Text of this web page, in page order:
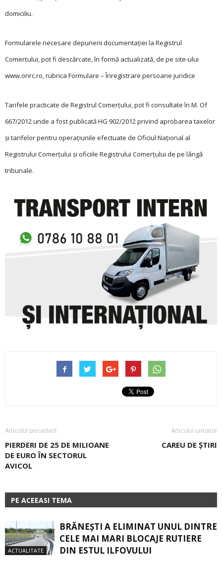
domiciliu.
Formularele necesare depunerii documentaţiei la Registrul
Comerţului, pot fi descărcate, în formă actualizată, de pe site-ului
www.onrc.ro, rubrica Formulare – Înregistrare persoane juridice
Tarifele practicate de Registrul Comerţului, pot fi consultate în M. Of
667/2012 unde a fost publicată HG 902/2012 privind aprobarea taxelor
și tarifelor pentru operațiunile efectuate de Oficiul Național al
Registrului Comerțului și oficiile Registrului Comerțului de pe lângă
tribunale.
Articolul precedent
PIERDERI DE 25 DE MILIOANE
DE EURO ÎN SECTORUL
AVICOL
Articolul următor
CAREU DE ŞTIRI
PE ACEEASI TEMA
ACTUALITATE
BRĂNEȘTI A ELIMINAT UNUL DINTRE
CELE MAI MARI BLOCAJE RUTIERE
DIN ESTUL ILFOVULUI